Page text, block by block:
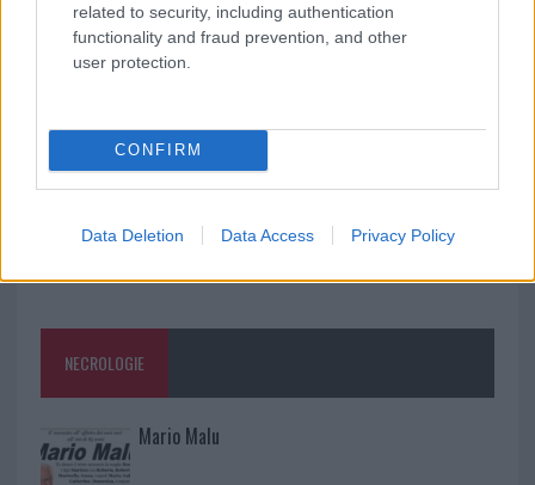
related to security, including authentication
functionality and fraud prevention, and other
user protection.
CONFIRM
Data Deletion Data Access Privacy Policy
Salmo finisce in ospedale a Catania, ma il tour
va avanti: “Sicilia, ci sono”
NECROLOGIE
Mario Malu